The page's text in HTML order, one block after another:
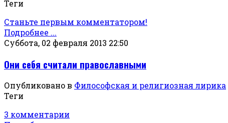
Теги
Станьте первым комментатором!
Подробнее ...
Суббота, 02 февраля 2013 22:50
Они себя считали православными
Опубликовано в Философская и религиозная лирика
Теги
3 комментарии